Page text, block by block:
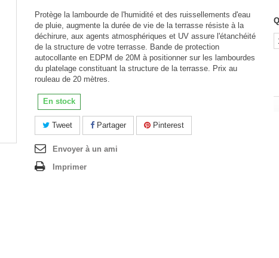
Protège la lambourde de l'humidité et des ruissellements d'eau
de pluie, augmente la durée de vie de la terrasse résiste à la
déchirure, aux agents atmosphériques et UV assure l'étanchéité
de la structure de votre terrasse. Bande de protection
autocollante en EDPM de 20M à positionner sur les lambourdes
du platelage constituant la structure de la terrasse. Prix au
rouleau de 20 mètres.
En stock
Tweet Partager Pinterest
Envoyer à un ami
Imprimer